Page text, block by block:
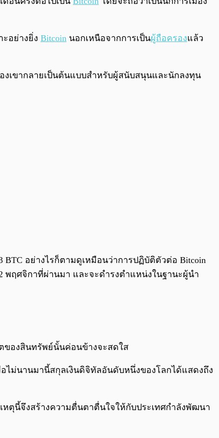
อย่างยิ่ง Bitcoin นอกเหนือจากการเป็นผู้ถือครองแล้ว
งเขากลายเป็นต้นแบบสำหรับผู้สนับสนุนและนักลงทุน
BTC อย่างไรก็ตามดูเหมือนว่าการปฏิบัติตัวต่อ Bitcoin
พฤศจิกาที่ผ่านมา และจะดำรงตำแหน่งในฐานะผู้นำ
ของสินทรัพย์นั้นค่อนข้างจะสดใส
อไม่นานมานี้สกุลเงินดิจิทัลอันดับหนึ่งของโลกได้แสดงถึง
หตุนี้จึงสร้างความตื่นตาตื่นใจให้กับประเทศกำลังพัฒนา